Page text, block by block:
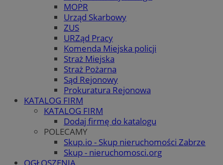
MOPR
Urząd Skarbowy
ZUS
URZąd Pracy
Komenda Miejska policji
Straż Miejska
Straż Pożarna
Sąd Rejonowy
Prokuratura Rejonowa
KATALOG FIRM
KATALOG FIRM
Dodaj firmę do katalogu
POLECAMY
Skup.io - Skup nieruchomości Zabrze
Skup - nieruchomosci.org